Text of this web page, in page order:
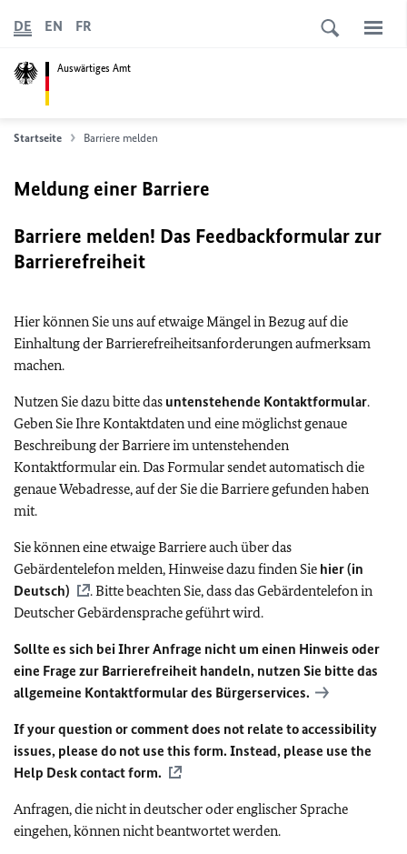
Auswärtiges Amt
DE EN FR
Startseite Barriere melden
Meldung einer Barriere
Barriere melden! Das Feedbackformular zur
Barrierefreiheit
Hier können Sie uns auf etwaige Mängel in Bezug auf die
Einhaltung der Barrierefreiheitsanforderungen aufmerksam
machen.
Nutzen Sie dazu bitte das untenstehende Kontaktformular.
Geben Sie Ihre Kontaktdaten und eine möglichst genaue
Beschreibung der Barriere im untenstehenden
Kontaktformular ein. Das Formular sendet automatisch die
genaue Webadresse, auf der Sie die Barriere gefunden haben
mit.
Sie können eine etwaige Barriere auch über das
Gebärdentelefon melden, Hinweise dazu finden Sie hier (in
Deutsch)
. Bitte beachten Sie, dass das Gebärdentelefon in
Deutscher Gebärdensprache geführt wird.
Sollte es sich bei Ihrer Anfrage nicht um einen Hinweis oder
eine Frage zur Barrierefreiheit handeln, nutzen Sie bitte das
allgemeine Kontaktformular des Bürgerservices.
If your question or comment does not relate to accessibility
issues, please do not use this form. Instead, please use the
Help Desk contact form.
Anfragen, die nicht in deutscher oder englischer Sprache
eingehen, können nicht beantwortet werden.